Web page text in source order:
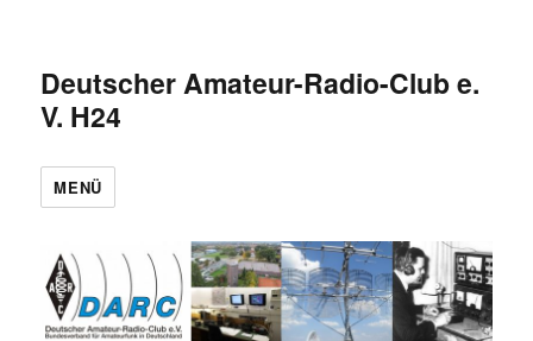
Deutscher Amateur-Radio-Club e.
V. H24
MENÜ